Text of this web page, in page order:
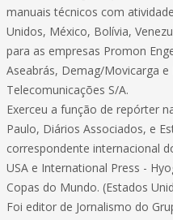
manuais técnicos com
Unidos, México, Bolívia,
para as empresas Promon
Aseabrás, Demag/Movicarga
Telecomunicações S/A.
Exerceu a função de repórter
Paulo, Diários Associados, e
correspondente internacional
USA e International Press -
Copas do Mundo. (Estados
Foi editor de Jornalismo do